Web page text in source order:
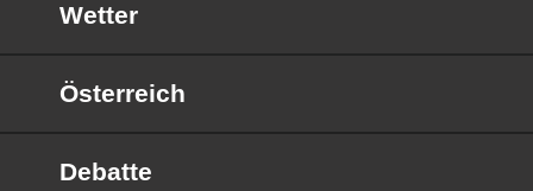
Wetter
Österreich
Debatte